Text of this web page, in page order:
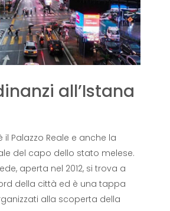
all’Istana
il Palazzo Reale e anche la
del capo dello stato melese.
aperta nel 2012, si trova a
della città ed è una tappa
alla scoperta della